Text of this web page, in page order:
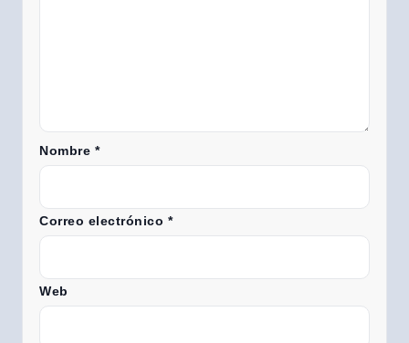
Nombre *
Correo electrónico *
Web